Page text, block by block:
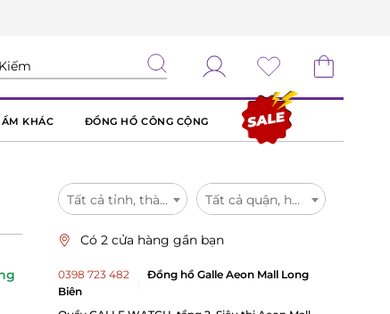
KHÁC ĐỒNG HỒ CÔNG CỘNG
Tất cả tỉnh, thành Tất cả quận, huyện
Có 2 cửa hàng gần bạn
0398 723 482
Đồng hồ Galle Aeon Mall Long
Biên